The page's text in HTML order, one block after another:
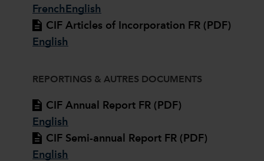
French English
CIF Articles of Incorporation FR (PDF)
English
REPORTINGS & AUTRES DOCUMENTS
CIF Annual Report FR (PDF)
English
CIF Semi-annual Report FR (PDF)
English